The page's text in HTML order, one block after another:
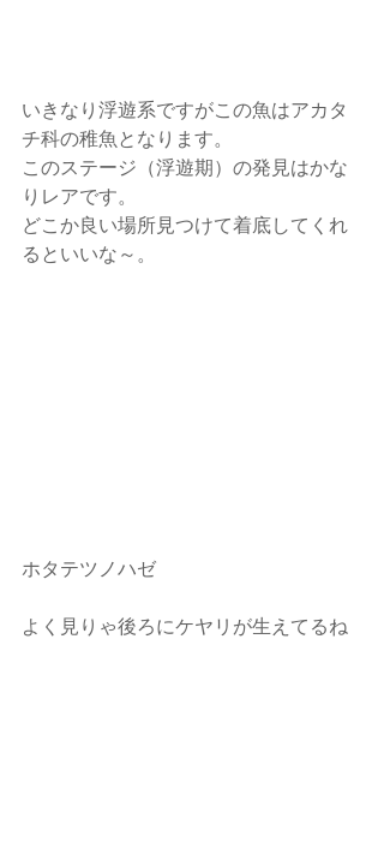
いきなり浮遊系ですがこの魚はアカタ
チ科の稚魚となります。
このステージ（浮遊期）の発見はかな
りレアです。
どこか良い場所見つけて着底してくれ
るといいな～。
ホタテツノハゼ
よく見りゃ後ろにケヤリが生えてるね